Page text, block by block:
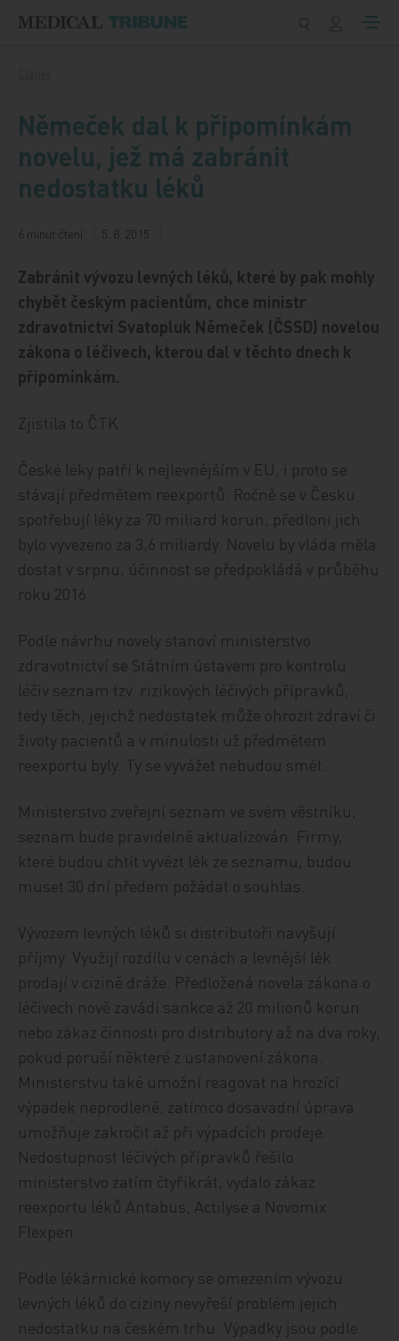
Němeček dal k připomínkám
novelu, jež má zabránit
nedostatku léků
6 minut čtení 5. 8. 2015
Zabránit vývozu levných léků, které by pak mohly
chybět českým pacientům, chce ministr
zdravotnictví Svatopluk Němeček (ČSSD) novelou
zákona o léčivech, kterou dal v těchto dnech k
připomínkám.
Zjistila to ČTK.
České léky patří k nejlevnějším v EU, i proto se
stávají předmětem reexportů. Ročně se v Česku
spotřebují léky za 70 miliard korun, předloni jich
bylo vyvezeno za 3,6 miliardy. Novelu by vláda měla
dostat v srpnu, účinnost se předpokládá v průběhu
roku 2016.
Podle návrhu novely stanoví ministerstvo
zdravotnictví se Státním ústavem pro kontrolu
léčiv seznam tzv. rizikových léčivých přípravků,
tedy těch, jejichž nedostatek může ohrozit zdraví či
životy pacientů a v minulosti už předmětem
reexportu byly. Ty se vyvážet nebudou smět.
Ministerstvo zveřejní seznam ve svém věstníku,
seznam bude pravidelně aktualizován. Firmy,
které budou chtít vyvézt lék ze seznamu, budou
muset 30 dní předem požádat o souhlas.
Vývozem levných léků si distributoři navyšují
příjmy. Využijí rozdílu v cenách a levnější lék
prodají v cizině dráže. Předložená novela zákona o
léčivech nově zavádí sankce až 20 milionů korun
nebo zákaz činnosti pro distributory až na dva roky,
pokud poruší některé z ustanovení zákona.
Ministerstvu také umožní reagovat na hrozící
výpadek neprodleně, zatímco dosavadní úprava
umožňuje zakročit až při výpadcích prodeje.
Nedostupnost léčivých přípravků řešilo
ministerstvo zatím čtyřikrát, vydalo zákaz
reexportu léků Antabus, Actilyse a Novomix
Flexpen.
Podle lékárnické komory se omezením vývozu
levných léků do ciziny nevyřeší problém jejich
nedostatku na českém trhu. Výpadky jsou podle